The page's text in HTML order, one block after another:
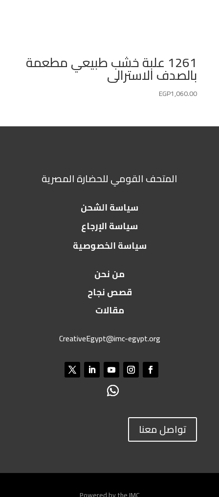
1261 علبة خشب طبيعي مطعمة
بالصدف الاسترالى
EGP1,060.00
المتحف القومي للحضارة المصرية
سياسة الشحن
سياسة الإرجاع
سياسة الخصوصية
من نحن
قصص نجاح
مقالات
CreativeEgypt@imc-egypt.org
تواصل معنا